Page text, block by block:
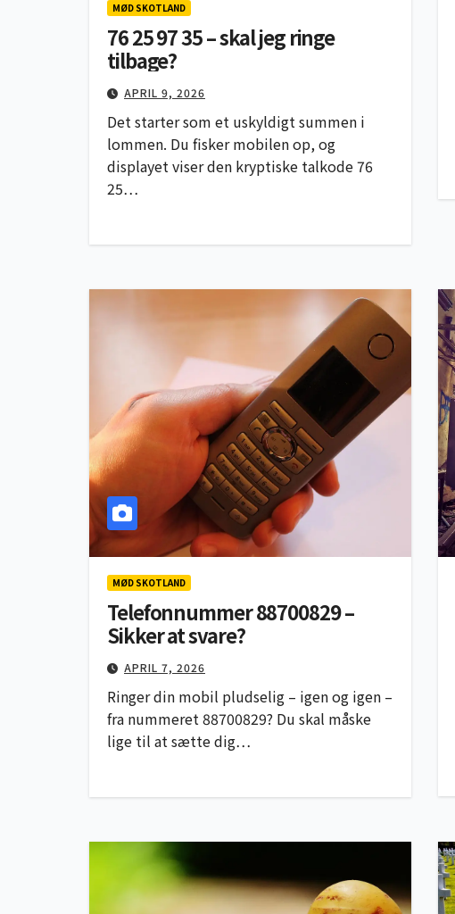
MØD SKOTLAND
76 25 97 35 – skal jeg ringe
tilbage?
APRIL 9, 2026
Det starter som et uskyldigt summen i
lommen. Du fisker mobilen op, og
displayet viser den kryptiske talkode 76
25…
MØD SKOTLAND
Telefonnummer 88700829 –
Sikker at svare?
APRIL 7, 2026
Ringer din mobil pludselig – igen og igen –
fra nummeret 88700829? Du skal måske
lige til at sætte dig…